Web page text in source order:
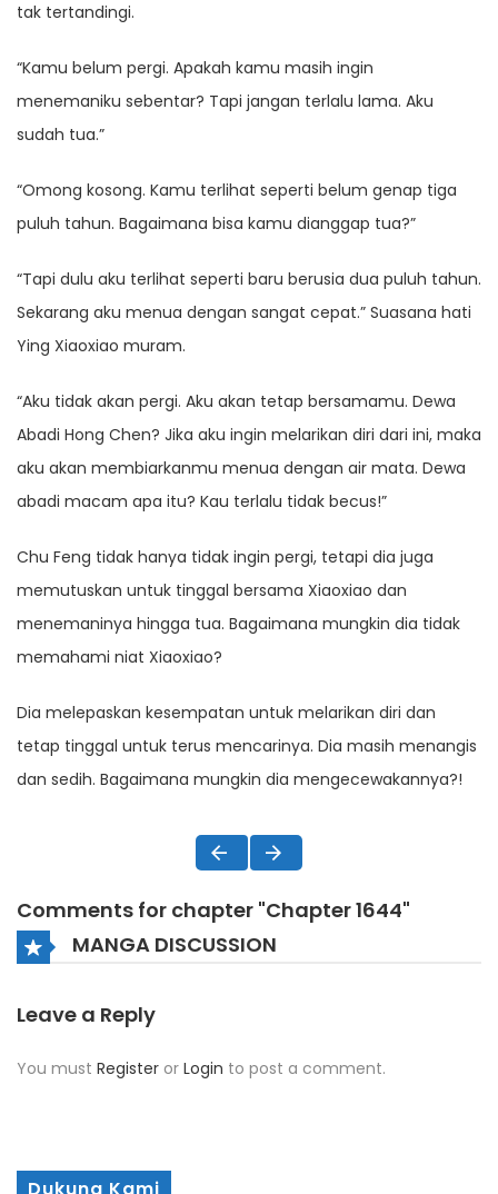
tak tertandingi.
“Kamu belum pergi. Apakah kamu masih ingin
menemaniku sebentar? Tapi jangan terlalu lama. Aku
sudah tua.”
“Omong kosong. Kamu terlihat seperti belum genap tiga
puluh tahun. Bagaimana bisa kamu dianggap tua?”
“Tapi dulu aku terlihat seperti baru berusia dua puluh tahun.
Sekarang aku menua dengan sangat cepat.” Suasana hati
Ying Xiaoxiao muram.
“Aku tidak akan pergi. Aku akan tetap bersamamu. Dewa
Abadi Hong Chen? Jika aku ingin melarikan diri dari ini, maka
aku akan membiarkanmu menua dengan air mata. Dewa
abadi macam apa itu? Kau terlalu tidak becus!”
Chu Feng tidak hanya tidak ingin pergi, tetapi dia juga
memutuskan untuk tinggal bersama Xiaoxiao dan
menemaninya hingga tua. Bagaimana mungkin dia tidak
memahami niat Xiaoxiao?
Dia melepaskan kesempatan untuk melarikan diri dan
tetap tinggal untuk terus mencarinya. Dia masih menangis
dan sedih. Bagaimana mungkin dia mengecewakannya?!
Comments for chapter "Chapter 1644"
MANGA DISCUSSION
Leave a Reply
You must Register or Login to post a comment.